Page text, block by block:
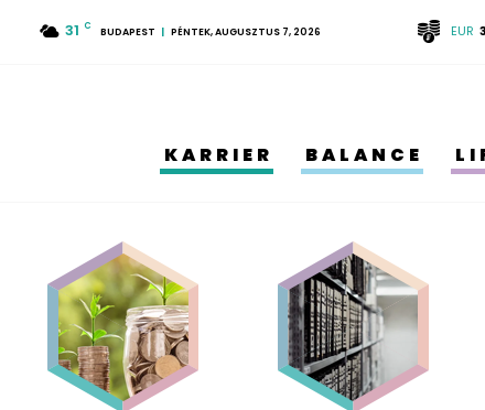
31 C BUDAPEST PÉNTEK, AUGUSZTUS 7, 2026 EUR
KARRIER BALANCE